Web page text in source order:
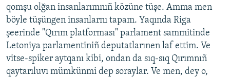
qomşu olğan insanlarımnıñ közüne tüşe. Amma men
böyle tüşüngen insanlarnı tapam. Yaqında Riga
şeerinde "Qırım platforması" parlament sammitinde
Letoniya parlamentiniñ deputatlarınen laf ettim. Ve
vitse-spiker aytqanı kibi, ondan da sıq-sıq Qırımnıñ
qaytarıluvı mümkünmi dep soraylar. Ve men, dey o,